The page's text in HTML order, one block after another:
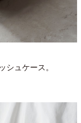
シュケース。